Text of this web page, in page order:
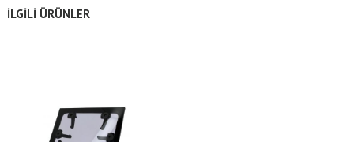
İLGILI ÜRÜNLER